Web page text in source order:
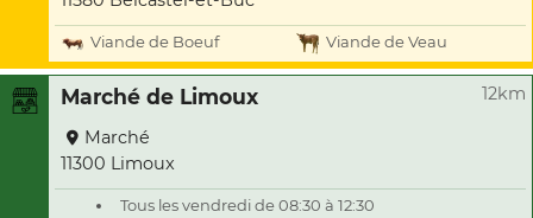
Viande de Boeuf Viande de Veau
Marché de Limoux 12km
Marché
11300 Limoux
Tous les vendredi de 08:30 à 12:30